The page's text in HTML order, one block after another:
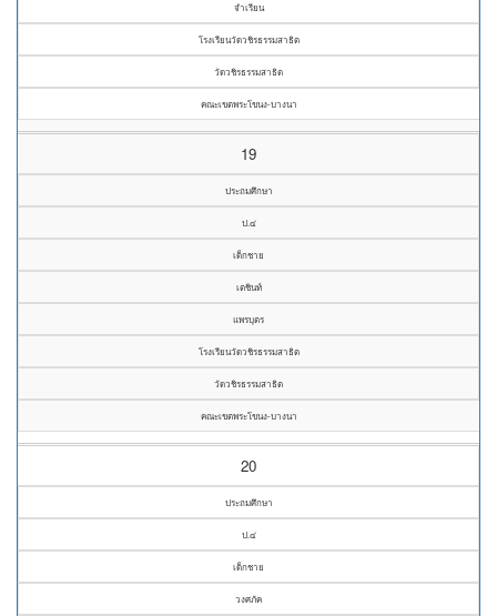
จำเรียน
โรงเรียนวัดวชิรธรรมสาธิต
วัดวชิรธรรมสาธิต
คณะเขตพระโขนง-บางนา
19
ประถมศึกษา
ป.๔
เด็กชาย
เตชินท์
แพรบุตร
โรงเรียนวัดวชิรธรรมสาธิต
วัดวชิรธรรมสาธิต
คณะเขตพระโขนง-บางนา
20
ประถมศึกษา
ป.๔
เด็กชาย
วงศภัค